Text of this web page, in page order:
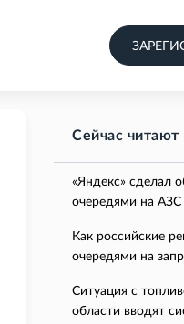
Сейчас читают
«Яндекс» сделал
очередями на АЗС
Как российские
очередями на
Ситуация с
области вводят